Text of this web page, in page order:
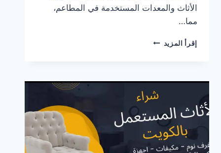
الأثاث والمعدات المستخدمة في المطاعم،
مما…
إقرأ المزيد نشتري
في
الكويت
بأفضل
الأسعار